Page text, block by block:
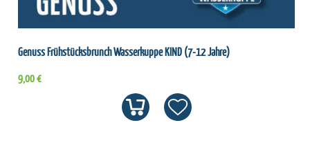
Genuss Frühstücksbrunch Wasserkuppe KIND (7-12 Jahre)
9,00 €